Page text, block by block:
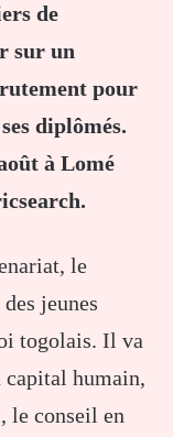
de
sur un
pour
diplômés.
à Lomé
le
jeunes
togolais. Il va
capital humain,
le conseil en